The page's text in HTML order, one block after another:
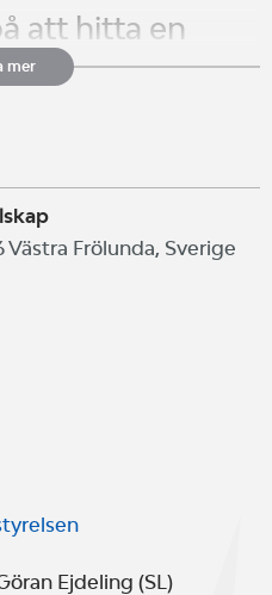
att hitta en
på LDSS.
de allmänna
under
mer
Västra Frölunda, Sverige
Ejdeling (SL)